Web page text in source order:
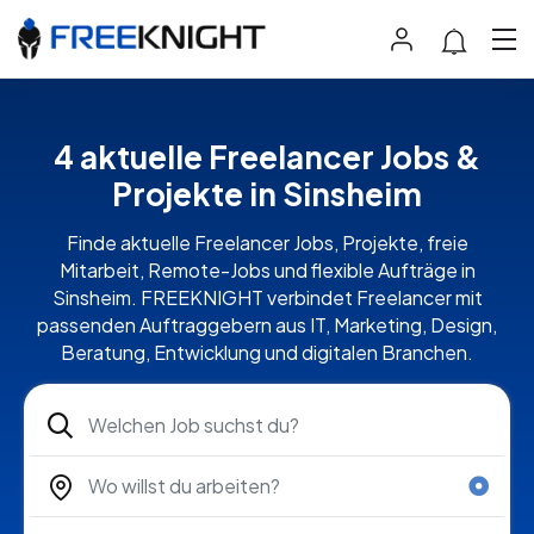
4 aktuelle Freelancer Jobs &
Projekte in Sinsheim
Finde aktuelle Freelancer Jobs, Projekte, freie
Mitarbeit, Remote-Jobs und flexible Aufträge in
Sinsheim. FREEKNIGHT verbindet Freelancer mit
passenden Auftraggebern aus IT, Marketing, Design,
Beratung, Entwicklung und digitalen Branchen.